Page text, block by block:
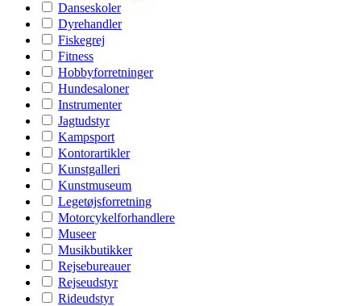
Danseskoler
Dyrehandler
Fiskegrej
Fitness
Hobbyforretninger
Hundesaloner
Instrumenter
Jagtudstyr
Kampsport
Kontorartikler
Kunstgalleri
Kunstmuseum
Legetøjsforretning
Motorcykelforhandlere
Museer
Musikbutikker
Rejsebureauer
Rejseudstyr
Rideudstyr